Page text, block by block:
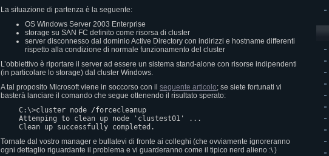
La situazione di partenza è la seguente:
OS Windows Server 2003 Enterprise
storage su SAN FC definito come risorsa di cluster
server disconnesso dal dominio Active Directory con indirizzi e hostname differenti
rispetto alla condizione di normale funzionamento del cluster
L’obbiettivo è riportare il server ad essere un sistema stand-alone con risorse indipendenti
(in particolare lo storage) dal cluster Windows.
A tal proposito Microsoft viene in soccorso con il seguente articolo; se siete fortunati vi
basterà lanciare il comando che segue ottenendo il risultato sperato:
C:\>cluster node /forcecleanup
Attemping to clean up node 'clustest01' ...
Clean up successfully completed.
Tornate dal vostro manager e bullatevi di fronte ai colleghi (che ovviamente ignoreranno
ogni dettaglio riguardante il problema e vi guarderanno come il tipico nerd alieno :\ )